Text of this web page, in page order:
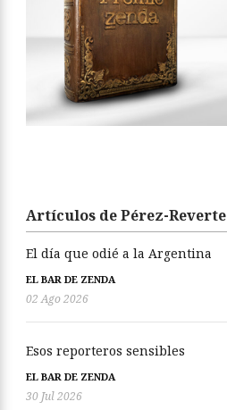
Artículos de Pérez-Reverte
El día que odié a la Argentina
EL BAR DE ZENDA
02 Ago 2026
Esos reporteros sensibles
EL BAR DE ZENDA
30 Jul 2026